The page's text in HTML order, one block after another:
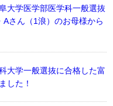
大学医学部医学科一般選抜
Aさん（1浪）のお母様から
大学一般選抜に合格した富
した！